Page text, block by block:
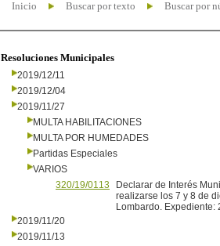
Inicio Buscar por texto Buscar por
Resoluciones Municipales
2019/12/11
2019/12/04
2019/11/27
MULTA HABILITACIONES
MULTA POR HUMEDADES
Partidas Especiales
VARIOS
320/19/0113
Declarar de Interés
realizarse los 7 y 8 de
Lombardo.
2019/11/20
2019/11/13